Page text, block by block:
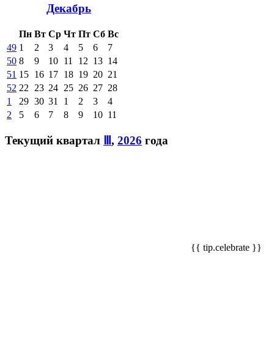
Декабрь
Пн Вт Ср Чт Пт Сб Вс
49 1 2 3 4 5 6
7
50 8 9 10 11 12 13 14
51 15 16 17 18 19 20 21
52 22 23 24 25 26 27 28
1
29 30 31 1 2 3
4
2
5 6 7 8 9 10 11
Текущий квартал , 2026 года
{{ tip.celebrate }}